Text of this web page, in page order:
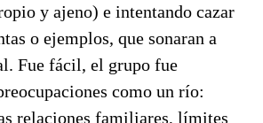
y ajeno) e intentando cazar
o ejemplos, que sonaran a
Fue fácil, el grupo fue
como un río:
relaciones familiares, límites